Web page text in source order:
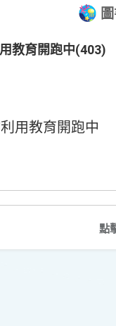
教育開跑中(403)
用教育開跑中
點